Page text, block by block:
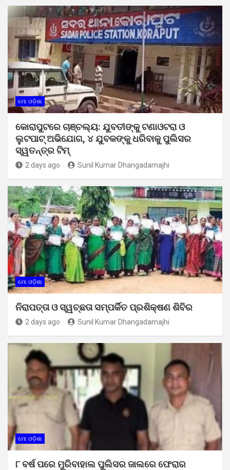
ମୋ ଓଡ଼ିଶା
କୋରାପୁଟରେ ଚାଞ୍ଚଲ୍ୟ: ଯୁବତୀଙ୍କୁ ଟଣାଓଟରା ଓ
ଲୁଟପାଟ୍ ଅଭିଯୋଗ, ୪ ଯୁବକଙ୍କୁ ଧରିବାକୁ ପୁଲିସର
ସ୍ୱତନ୍ତ୍ର ଟିମ୍
2 days ago Sunil Kumar Dhangadamajhi
ମୋ ଓଡ଼ିଶା
ନିରାପତ୍ତା ଓ ସ୍ୱଚ୍ଛତା ସମ୍ପର୍କିତ ପ୍ରଶିକ୍ଷଣ ଶିବିର
2 days ago Sunil Kumar Dhangadamajhi
ମୋ ଓଡ଼ିଶା
୮ ବର୍ଷ ପରେ ମୁରିବାହାଲ ପୁଲିସର ଜାଲରେ ଫେରାର